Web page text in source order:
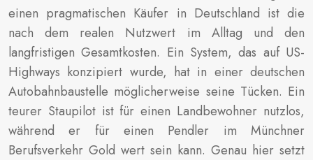
einen pragmatischen Käufer in Deutschland ist die
nach dem realen Nutzwert im Alltag und den
langfristigen Gesamtkosten. Ein System, das auf US-
Highways konzipiert wurde, hat in einer deutschen
Autobahnbaustelle möglicherweise seine Tücken. Ein
teurer Staupilot ist für einen Landbewohner nutzlos,
während er für einen Pendler im Münchner
Berufsverkehr Gold wert sein kann. Genau hier setzt